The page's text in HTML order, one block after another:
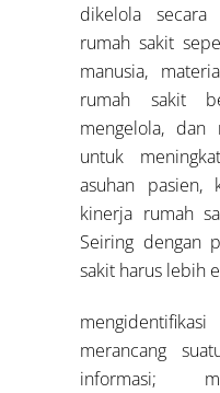
dikelola
rumah sakit
manusia,
rumah sakit
mengelola, dan
untuk
asuhan pasien,
kinerja rumah
Seiring dengan
sakit harus lebih
merancang
informasi;